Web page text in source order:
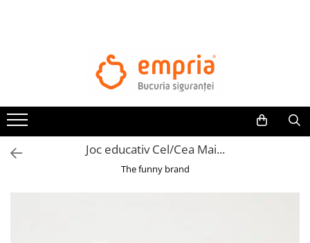
Bariere protectie pentru pat
Protectii mobilier
Protectie colturi mobila copii
Joc educativ Cel/Cea Mai...
The funny brand